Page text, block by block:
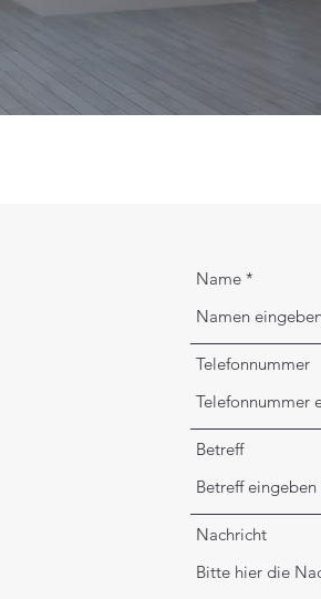
Name
Telefonnummer
Betreff
Nachricht